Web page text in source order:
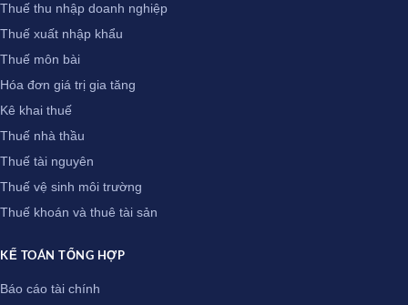
Thuế thu nhập doanh nghiệp
Thuế xuất nhập khẩu
Thuế môn bài
Hóa đơn giá trị gia tăng
Kê khai thuế
Thuế nhà thầu
Thuế tài nguyên
Thuế vệ sinh môi trường
Thuế khoán và thuê tài sản
KẾ TOÁN TỔNG HỢP
Báo cáo tài chính